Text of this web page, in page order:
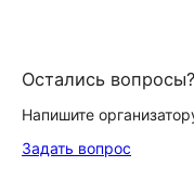
Остались вопросы?
Напишите
Задать вопрос